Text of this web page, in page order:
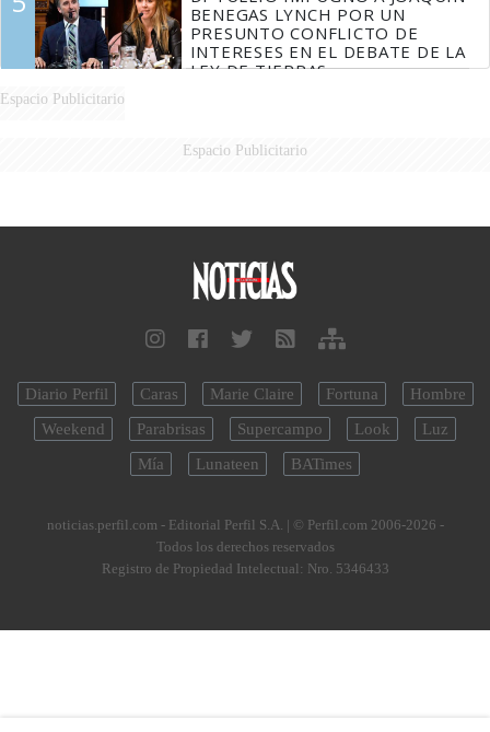
BENEGAS LYNCH POR UN
PRESUNTO CONFLICTO DE
INTERESES EN EL DEBATE DE LA
LEY DE TIERRAS
Espacio Publicitario
Espacio Publicitario
Diario Perfil Caras Marie Claire Fortuna
Hombre
Weekend
Parabrisas Supercampo Look
Luz
Mía
Lunateen BATimes
noticias.perfil.com - Editorial Perfil S.A. | © Perfil.com 2006-2026 -
Todos los derechos reservados
Registro de Propiedad Intelectual: Nro. 5346433